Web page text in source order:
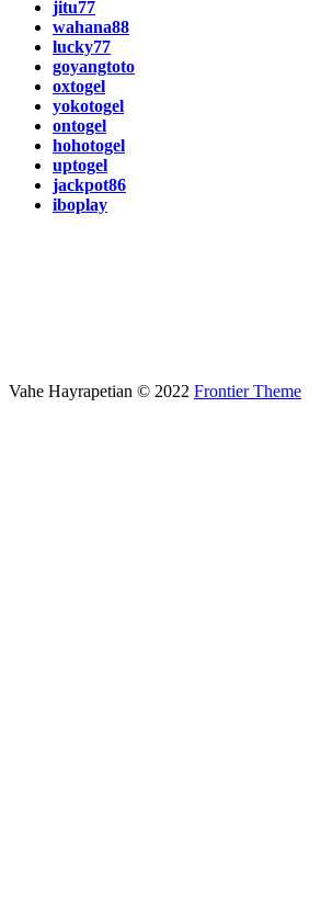
jitu77
wahana88
lucky77
goyangtoto
oxtogel
yokotogel
ontogel
hohotogel
uptogel
jackpot86
iboplay
Vahe Hayrapetian © 2022 Frontier Theme